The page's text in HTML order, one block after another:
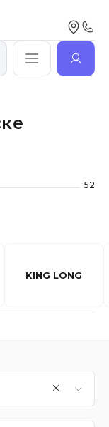
52
KING LONG